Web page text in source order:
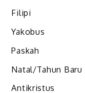
Filipi
Yakobus
Paskah
Natal/Tahun Baru
Antikristus